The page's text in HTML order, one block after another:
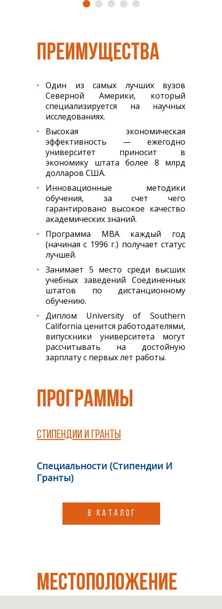
ПРЕИМУЩЕСТВА
Один из самых лучших вузов
Северной Америки, который
специализируется на научных
исследованиях.
Высокая экономическая
эффективность — ежегодно
университет приносит в
экономику штата более 8 млрд
долларов США.
Инновационные методики
обучения, за счет чего
гарантировано высокое качество
академических знаний.
Программа MBA каждый год
(начиная с 1996 г.) получает статус
лучшей.
Занимает 5 место среди высших
учебных заведений Соединенных
штатов по дистанционному
обучению.
Диплом University of Southern
California ценится работодателями,
випускники университета могут
рассчитывать на достойную
зарплату с первых лет работы.
ПРОГРАММЫ
СТИПЕНДИИ И ГРАНТЫ
Специальности (Стипендии И
Гранты)
В КАТАЛОГ
МЕСТОПОЛОЖЕНИЕ